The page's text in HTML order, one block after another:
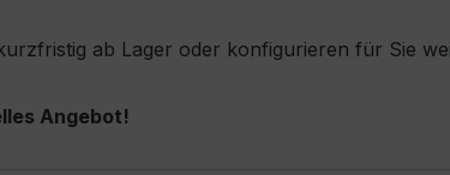
ab Lager oder konfigurieren für Sie
Angebot!